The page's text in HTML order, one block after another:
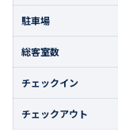
駐車場
総客室数
チェックイン
チェックアウト